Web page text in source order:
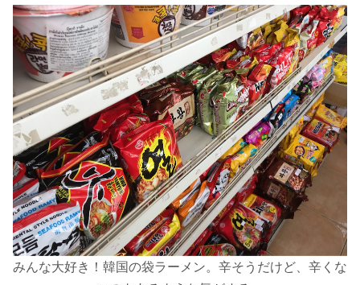
みんな大好き！韓国の袋ラーメン。辛そうだけど、辛くな